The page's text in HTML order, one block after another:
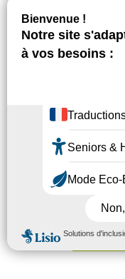
➡️ La
➡️ Les
➡️ Le
➡️ Le
➡️ E2C
➡️ NQT
Une